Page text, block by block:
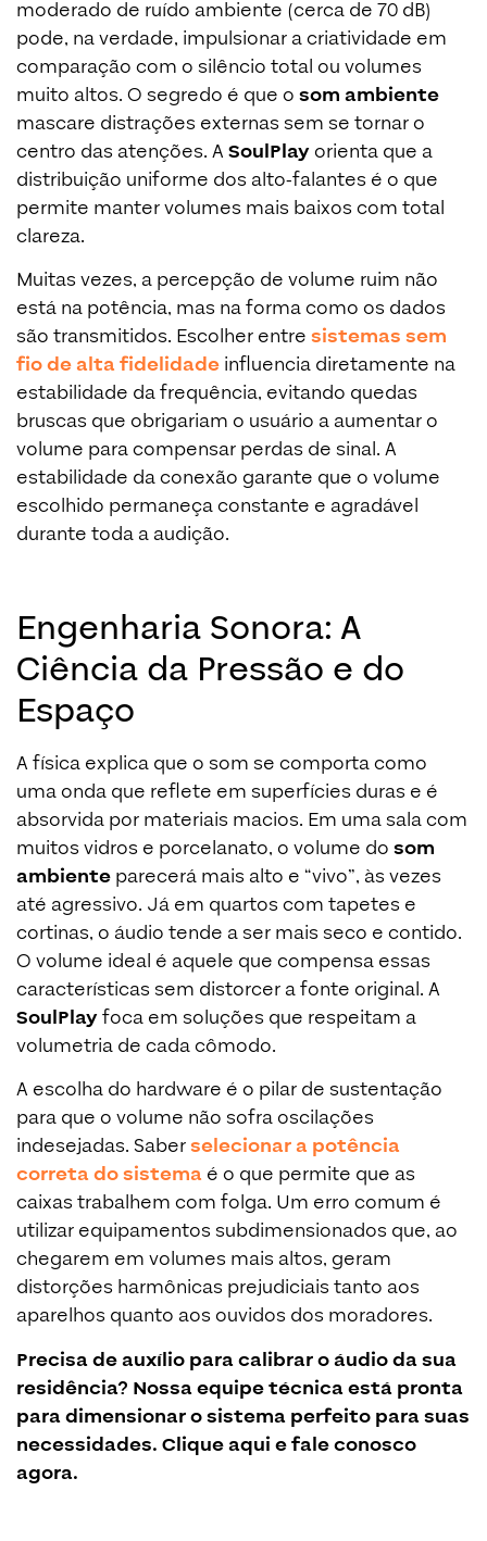
moderado de ruído ambiente (cerca de 70 dB)
pode, na verdade, impulsionar a criatividade em
comparação com o silêncio total ou volumes
muito altos. O segredo é que o som ambiente
mascare distrações externas sem se tornar o
centro das atenções. A SoulPlayorienta que a
distribuição uniforme dos alto-falantes é o que
permite manter volumes mais baixos com total
clareza.
Muitas vezes, a percepção de volume ruim não
está na potência, mas na forma como os dados
são transmitidos. Escolher entre sistemas sem
fio de alta fidelidade influencia diretamente na
estabilidade da frequência, evitando quedas
bruscas que obrigariam o usuário a aumentar o
volume para compensar perdas de sinal. A
estabilidade da conexão garante que o volume
escolhido permaneça constante e agradável
durante toda a audição.
Engenharia Sonora: A
Ciência da Pressão e do
Espaço
A física explica que o som se comporta como
uma onda que reflete em superfícies duras e é
absorvida por materiais macios. Em uma sala com
muitos vidros e porcelanato, o volume do som
ambiente parecerá mais alto e “vivo”, às vezes
até agressivo. Já em quartos com tapetes e
cortinas, o áudio tende a ser mais seco e contido.
O volume ideal é aquele que compensa essas
características sem distorcer a fonte original. A
SoulPlayfoca em soluções que respeitam a
volumetria de cada cômodo.
A escolha do hardware é o pilar de sustentação
para que o volume não sofra oscilações
indesejadas. Saberselecionar a potência
correta do sistema é o que permite que as
caixas trabalhem com folga. Um erro comum é
utilizar equipamentos subdimensionados que, ao
chegarem em volumes mais altos, geram
distorções harmônicas prejudiciais tanto aos
aparelhos quanto aos ouvidos dos moradores.
Precisa de auxílio para calibrar o áudio da sua
residência? Nossa equipe técnica está pronta
para dimensionar o sistema perfeito para suas
necessidades. Clique aqui e fale conosco
agora.